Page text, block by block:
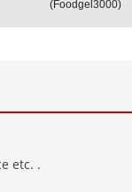
(Foodgel3000)